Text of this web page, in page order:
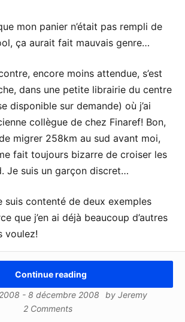
mon panier n’était pas rempli de
ça aurait fait mauvais genre…
encore moins attendue, s’est
dans une petite librairie du centre
disponible sur demande) où j’ai
collègue de chez Finaref! Bon,
migrer 258km au sud avant moi,
fait toujours bizarre de croiser les
Je suis un garçon discret…
suis contenté de deux exemples
que j’en ai déjà beaucoup d’autres
voulez!
Continue reading
- 8 décembre 2008 by Jeremy
2 Comments